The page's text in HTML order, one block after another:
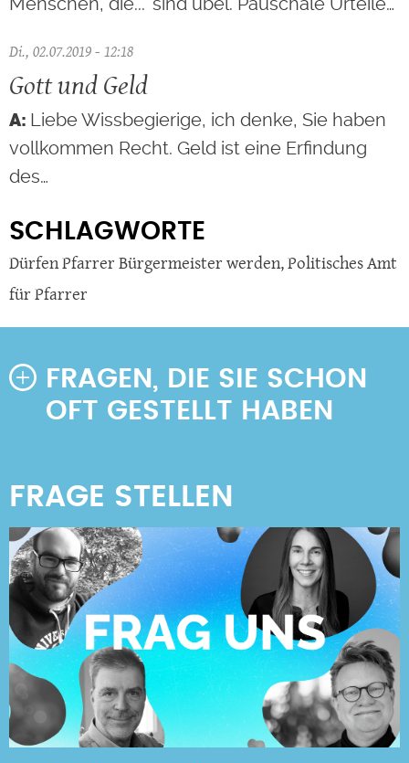
Di., 02.07.2019 - 12:18
Gott und Geld
Liebe Wissbegierige, ich denke, Sie haben
vollkommen Recht. Geld ist eine Erfindung
des…
SCHLAGWORTE
Dürfen Pfarrer Bürgermeister werden,Politisches Amt
für Pfarrer
FRAGEN, DIE SIE SCHON
OFT GESTELLT HABEN